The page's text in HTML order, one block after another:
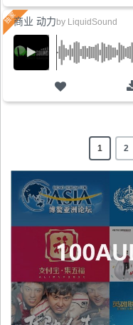
商业 动力 by LiquidSound
1 2